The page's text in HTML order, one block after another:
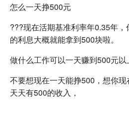
怎么一天挣500元
???现在活期基准利率年0.35年
的利息大概就能拿到500块啦。
做什么工作可以一天赚到500元
不要想现在一天能挣500，想你
天天有500的收入，